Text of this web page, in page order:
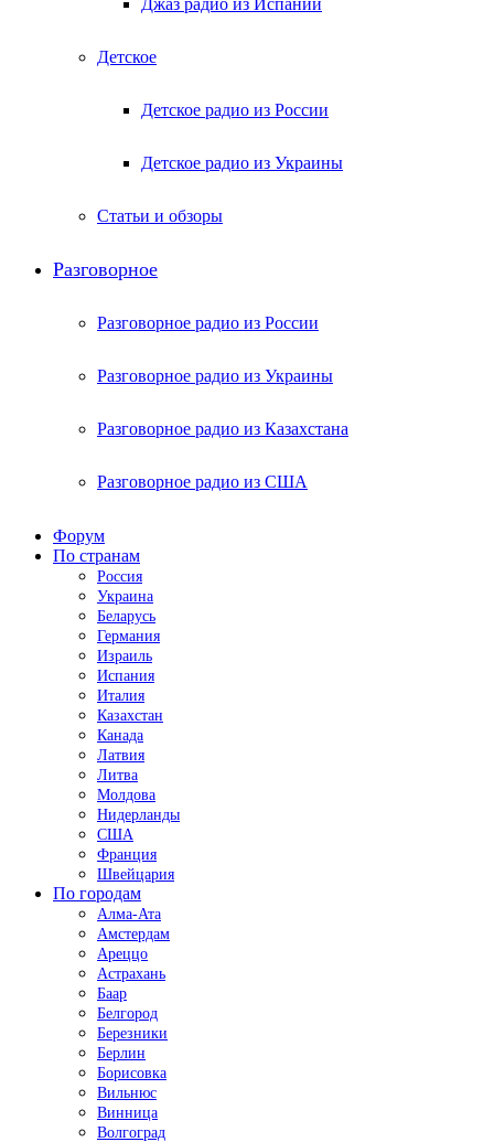
Джаз радио из Испании
Детское
Детское радио из России
Детское радио из Украины
Статьи и обзоры
Разговорное
Разговорное радио из России
Разговорное радио из Украины
Разговорное радио из Казахстана
Разговорное радио из США
Форум
По странам
Россия
Украина
Беларусь
Германия
Израиль
Испания
Италия
Казахстан
Канада
Латвия
Литва
Молдова
Нидерланды
США
Франция
Швейцария
По городам
Алма-Ата
Амстердам
Ареццо
Астрахань
Баар
Белгород
Березники
Берлин
Борисовка
Вильнюс
Винница
Волгоград